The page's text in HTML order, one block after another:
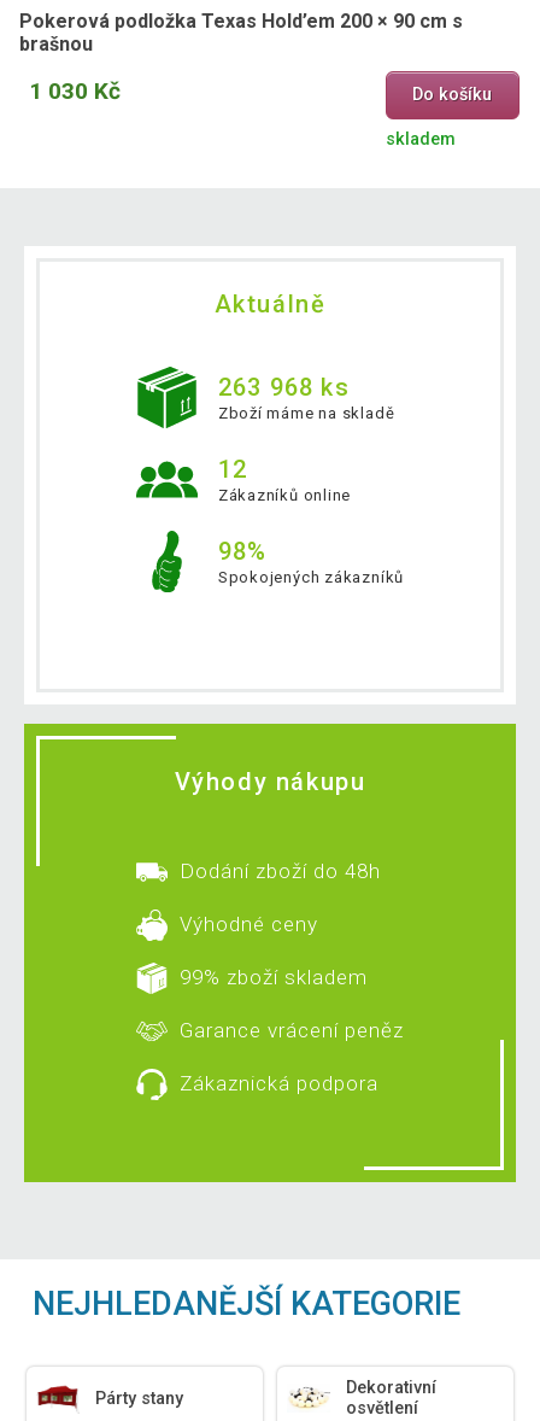
Pokerová podložka Texas Hold’em 200 × 90 cm s
brašnou
1 030 Kč Do košíku
skladem
Aktuálně
263 968 ks
Zboží máme na skladě
12
Zákazníků online
98%
Spokojených zákazníků
Výhody nákupu
Dodání zboží do 48h
Výhodné ceny
99% zboží skladem
Garance vrácení peněz
Zákaznická podpora
NEJHLEDANĚJŠÍ KATEGORIE
Párty stany
Dekorativní
osvětlení